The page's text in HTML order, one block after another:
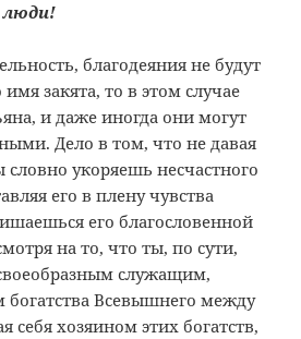
люди!
благодеяния не будут
закята, то в этом случае
и даже иногда они могут
Дело в том, что не давая
укоряешь несчастного
его в плену чувства
его благословенной
на то, что ты, по сути,
служащим,
Всевышнего между
себя хозяином этих богатств,